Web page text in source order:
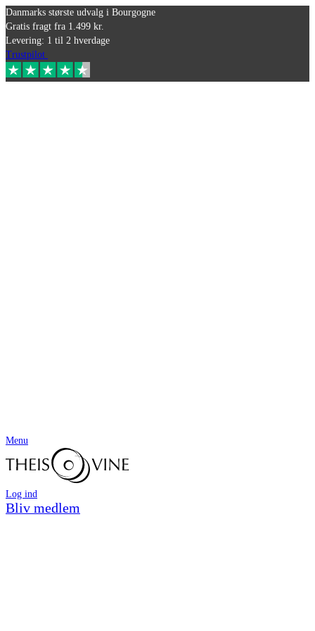
Danmarks største udvalg i Bourgogne
Gratis fragt fra 1.499 kr.
Levering: 1 til 2 hverdage
Trustpilot
Menu
Log ind
Bliv medlem